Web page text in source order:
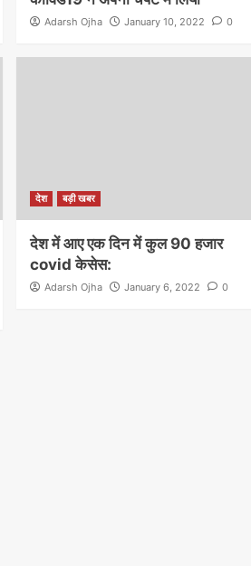
Adarsh Ojha January 10, 2022 0
देश बड़ी खबर
देश में आए एक दिन में कुल 90 हजार
covid केसेस:
Adarsh Ojha January 6, 2022 0